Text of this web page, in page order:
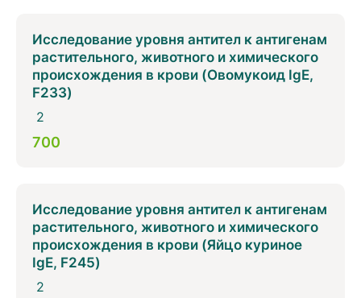
Исследование уровня антител к антигенам
растительного, животного и химического
происхождения в крови (Овомукоид IgE,
F233)
2
700
Исследование уровня антител к антигенам
растительного, животного и химического
происхождения в крови (Яйцо куриное
IgE, F245)
2